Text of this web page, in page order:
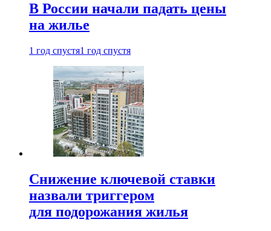
В России начали падать цены
на жилье
1 год спустя1 год спустя
Снижение ключевой ставки
назвали триггером
для подорожания жилья